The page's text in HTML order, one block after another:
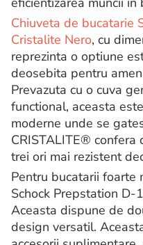
Chiuveta de bucatarie
Cristalite Nero, cu
reprezinta o optiune
deosebita pentru
Prevazuta cu o cuva
functional, aceasta
moderne unde se
CRISTALITE®
trei ori mai rezistent
Pentru bucatarii foarte
Schock Prepstation D-
Aceasta dispune de
design versatil.